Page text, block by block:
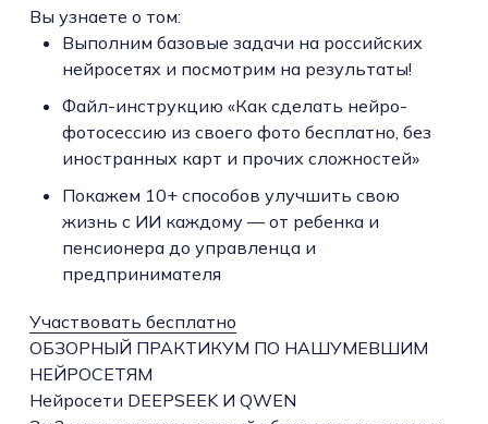
Вы узнаете о том:
Выполним базовые задачи на российских
нейросетях и посмотрим на результаты!
Файл-инструкцию «Как сделать нейро-
фотосессию из своего фото бесплатно, без
иностранных карт и прочих сложностей»
Покажем 10+ способов улучшить свою
жизнь с ИИ каждому — от ребенка и
пенсионера до управленца и
предпринимателя
Участвовать бесплатно
ОБЗОРНЫЙ ПРАКТИКУМ ПО НАШУМЕВШИМ
НЕЙРОСЕТЯМ
Нейросети DEEPSEEK И QWEN